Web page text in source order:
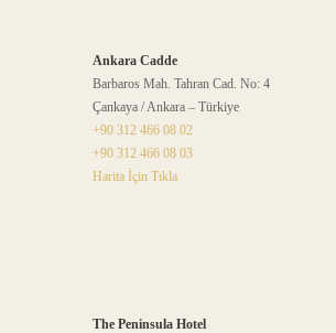
Ankara Cadde
Barbaros Mah. Tahran Cad. No: 4
Çankaya / Ankara – Türkiye
+90 312 466 08 02
+90 312 466 08 03
Harita İçin Tıkla
The Peninsula Hotel